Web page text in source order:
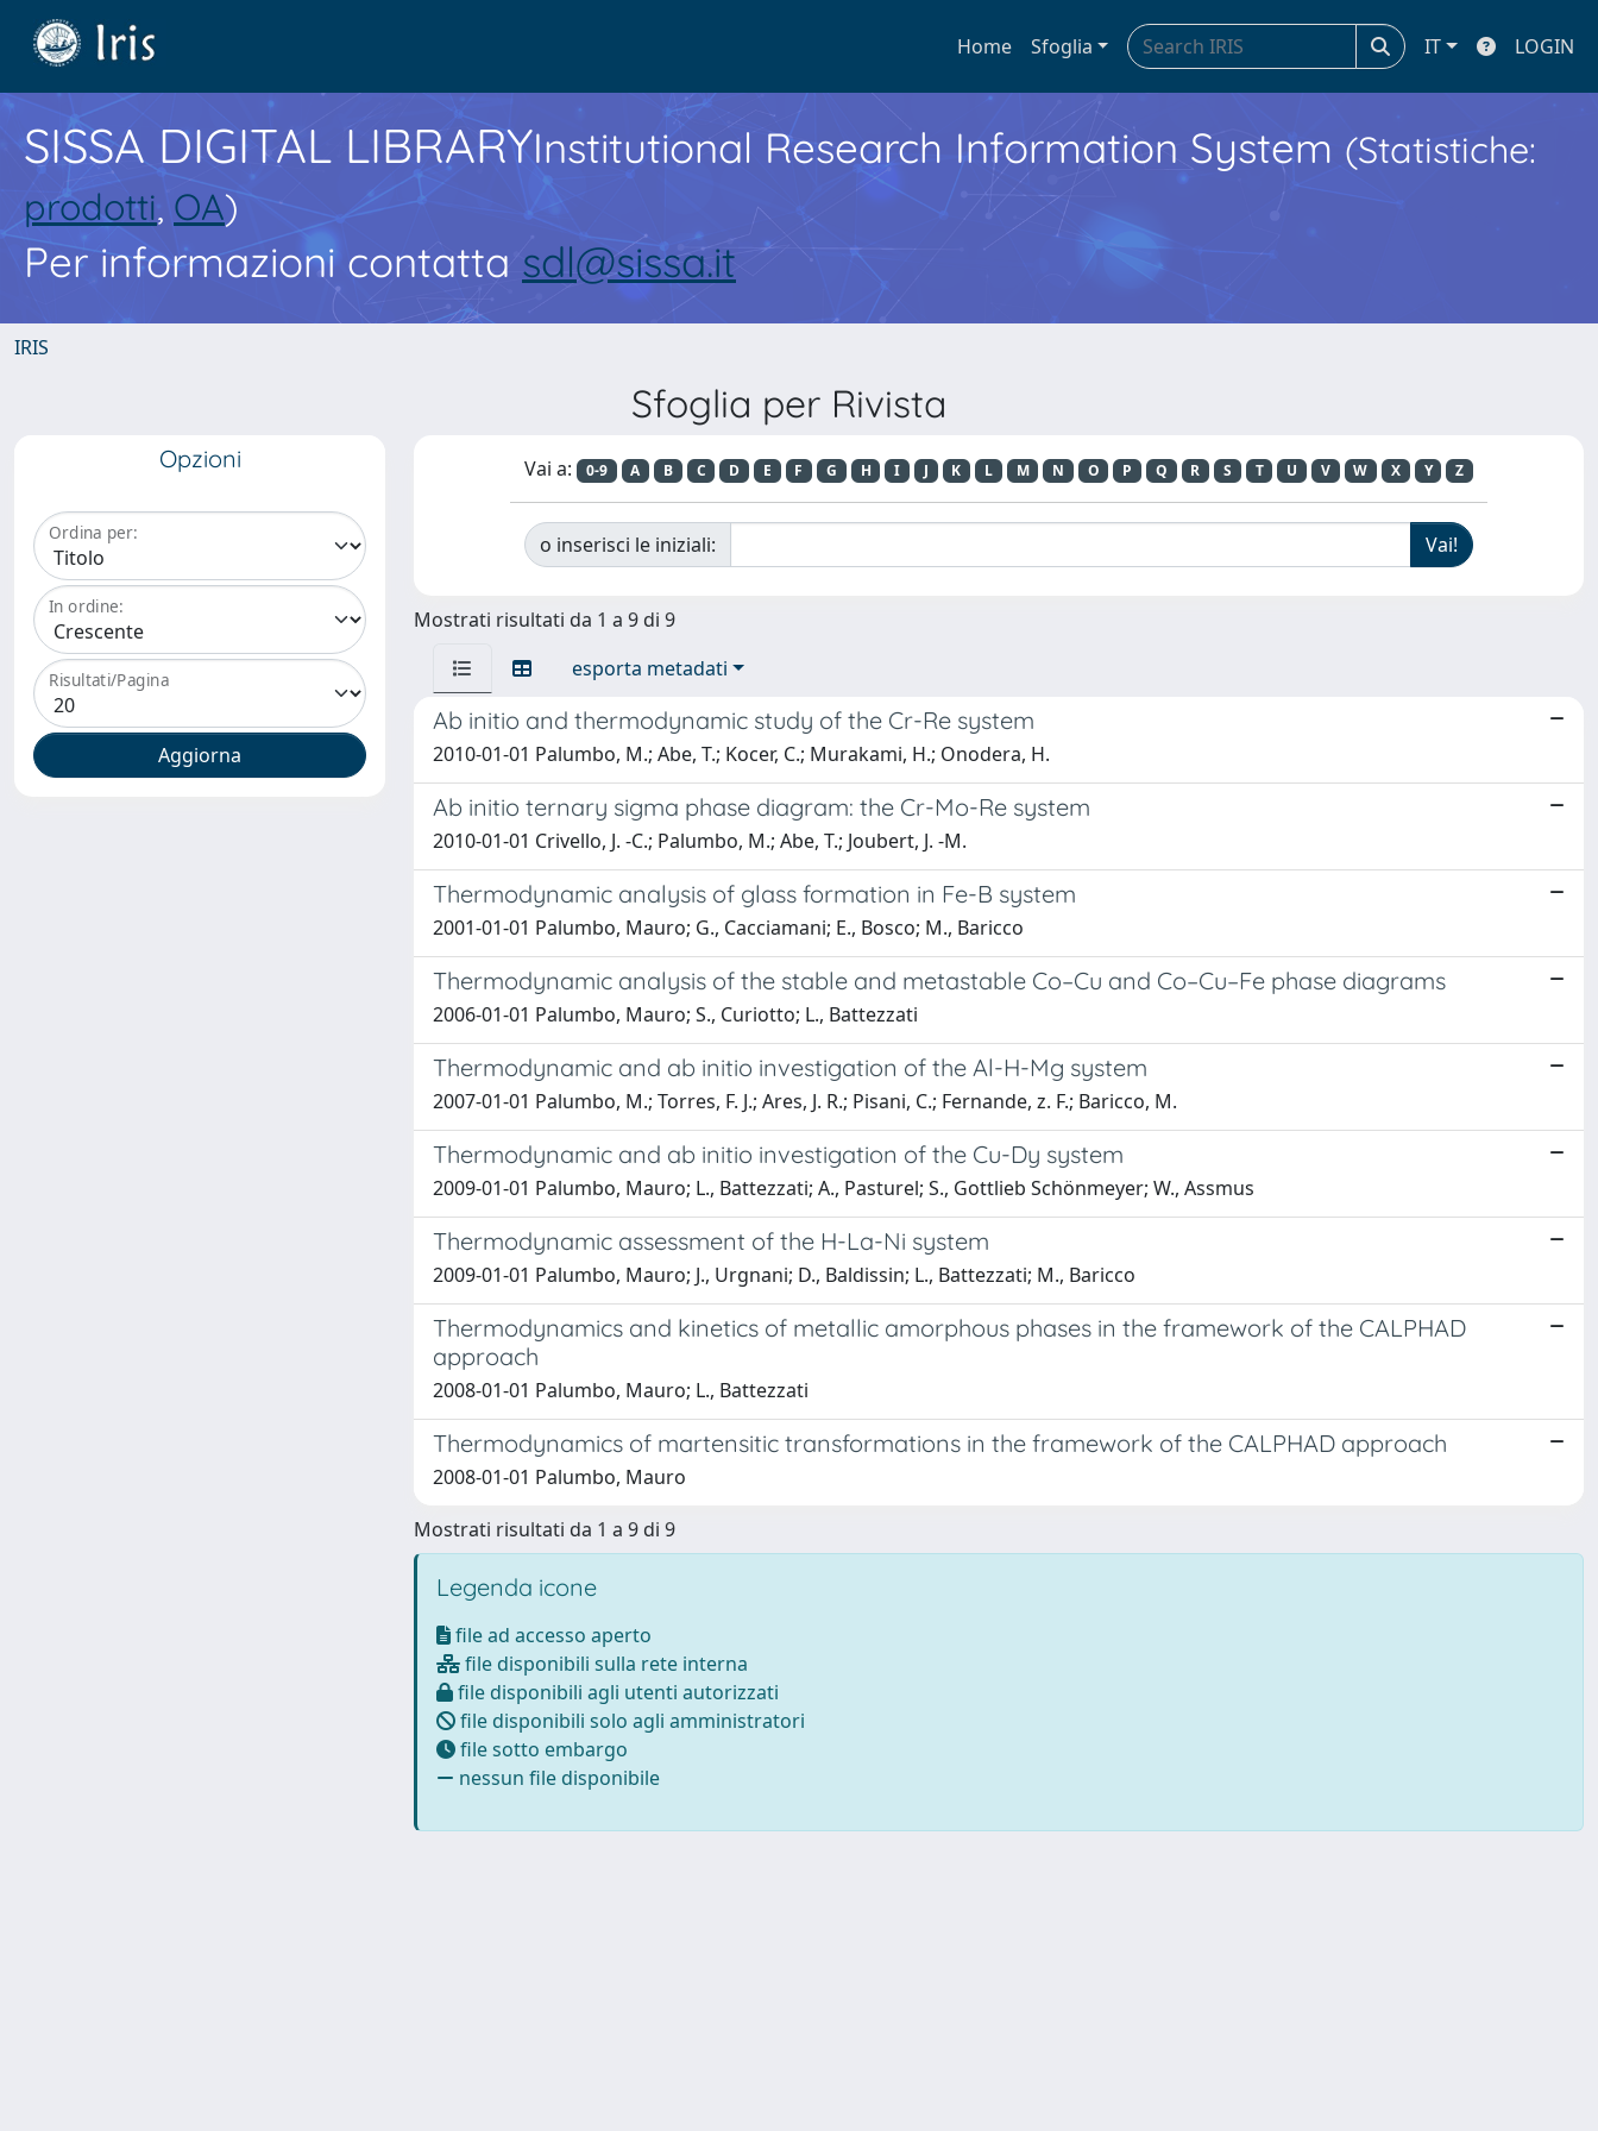
Home Sfoglia IT LOGIN
SISSA DIGITAL LIBRARYInstitutional Research Information System (Statistiche:
prodotti, OA)
Per informazioni contatta sdl@sissa.it
IRIS
Sfoglia per Rivista
Opzioni
Ordina per:
In ordine:
Risultati/Pagina
Vai a: 0-9 A B C D E F G H I J K L M N O P Q R S T U V W X Y Z
o inserisci le iniziali:
Mostrati risultati da 1 a 9 di 9
esporta metadati
Ab initio and thermodynamic study of the Cr-Re system
2010-01-01 Palumbo, M.; Abe, T.; Kocer, C.; Murakami, H.; Onodera, H.
Ab initio ternary sigma phase diagram: the Cr-Mo-Re system
2010-01-01 Crivello, J. -C.; Palumbo, M.; Abe, T.; Joubert, J. -M.
Thermodynamic analysis of glass formation in Fe-B system
2001-01-01 Palumbo, Mauro; G., Cacciamani; E., Bosco; M., Baricco
Thermodynamic analysis of the stable and metastable Co–Cu and Co–Cu–Fe phase diagrams
2006-01-01 Palumbo, Mauro; S., Curiotto; L., Battezzati
Thermodynamic and ab initio investigation of the Al-H-Mg system
2007-01-01 Palumbo, M.; Torres, F. J.; Ares, J. R.; Pisani, C.; Fernande, z. F.; Baricco, M.
Thermodynamic and ab initio investigation of the Cu-Dy system
2009-01-01 Palumbo, Mauro; L., Battezzati; A., Pasturel; S., Gottlieb Schönmeyer; W., Assmus
Thermodynamic assessment of the H-La-Ni system
2009-01-01 Palumbo, Mauro; J., Urgnani; D., Baldissin; L., Battezzati; M., Baricco
Thermodynamics and kinetics of metallic amorphous phases in the framework of the CALPHAD
approach
2008-01-01 Palumbo, Mauro; L., Battezzati
Thermodynamics of martensitic transformations in the framework of the CALPHAD approach
2008-01-01 Palumbo, Mauro
Mostrati risultati da 1 a 9 di 9
Legenda icone
file ad accesso aperto
file disponibili sulla rete interna
file disponibili agli utenti autorizzati
file disponibili solo agli amministratori
file sotto embargo
nessun file disponibile